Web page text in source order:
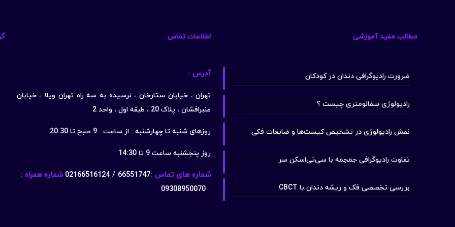
مطالب مفید آموزشی
ضرورت رادیوگرافی دندان در کودکان
رادیولوژی سفالومتری چیست ؟
نقش رادیولوژی در تشخیص کیست‌ها و ضایعات فکی
تفاوت رادیوگرافی جمجمه با سی‌تی‌اسکن سر
بررسی تخصصی فک و ریشه دندان با CBCT
اطلاعات تماس
آدرس :
تهران ، خیابان ستارخان ، نرسیده به سه راه تهران ویلا ، خیابان
عنبرافشان ، پلاک 20 ، طبقه اول ، واحد 2
روزهای شنبه تا چهارشنبه : از ساعت : 9 صبح تا 20:30
روز پنجشنبه ساعت 9 تا 14:30
شماره های تماس :66551747 / 02166516124
شماره همراه :
09308950070